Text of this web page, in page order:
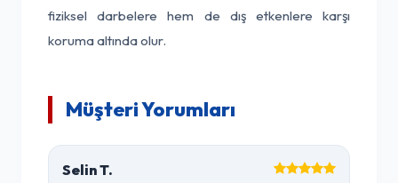
fiziksel darbelere hem de dış etkenlere karşı
koruma altında olur.
Müşteri Yorumları
Selin T.